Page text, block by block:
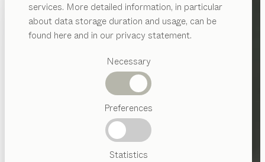
services. More detailed information, in particular
about data storage duration and usage, can be
found here and in our privacy statement.
Necessary
Preferences
Statistics
Catégories
suggérées
Artisanat
Autrichien
INSPIRATION
QUI SOMMES-NOUS
REVENDEUR